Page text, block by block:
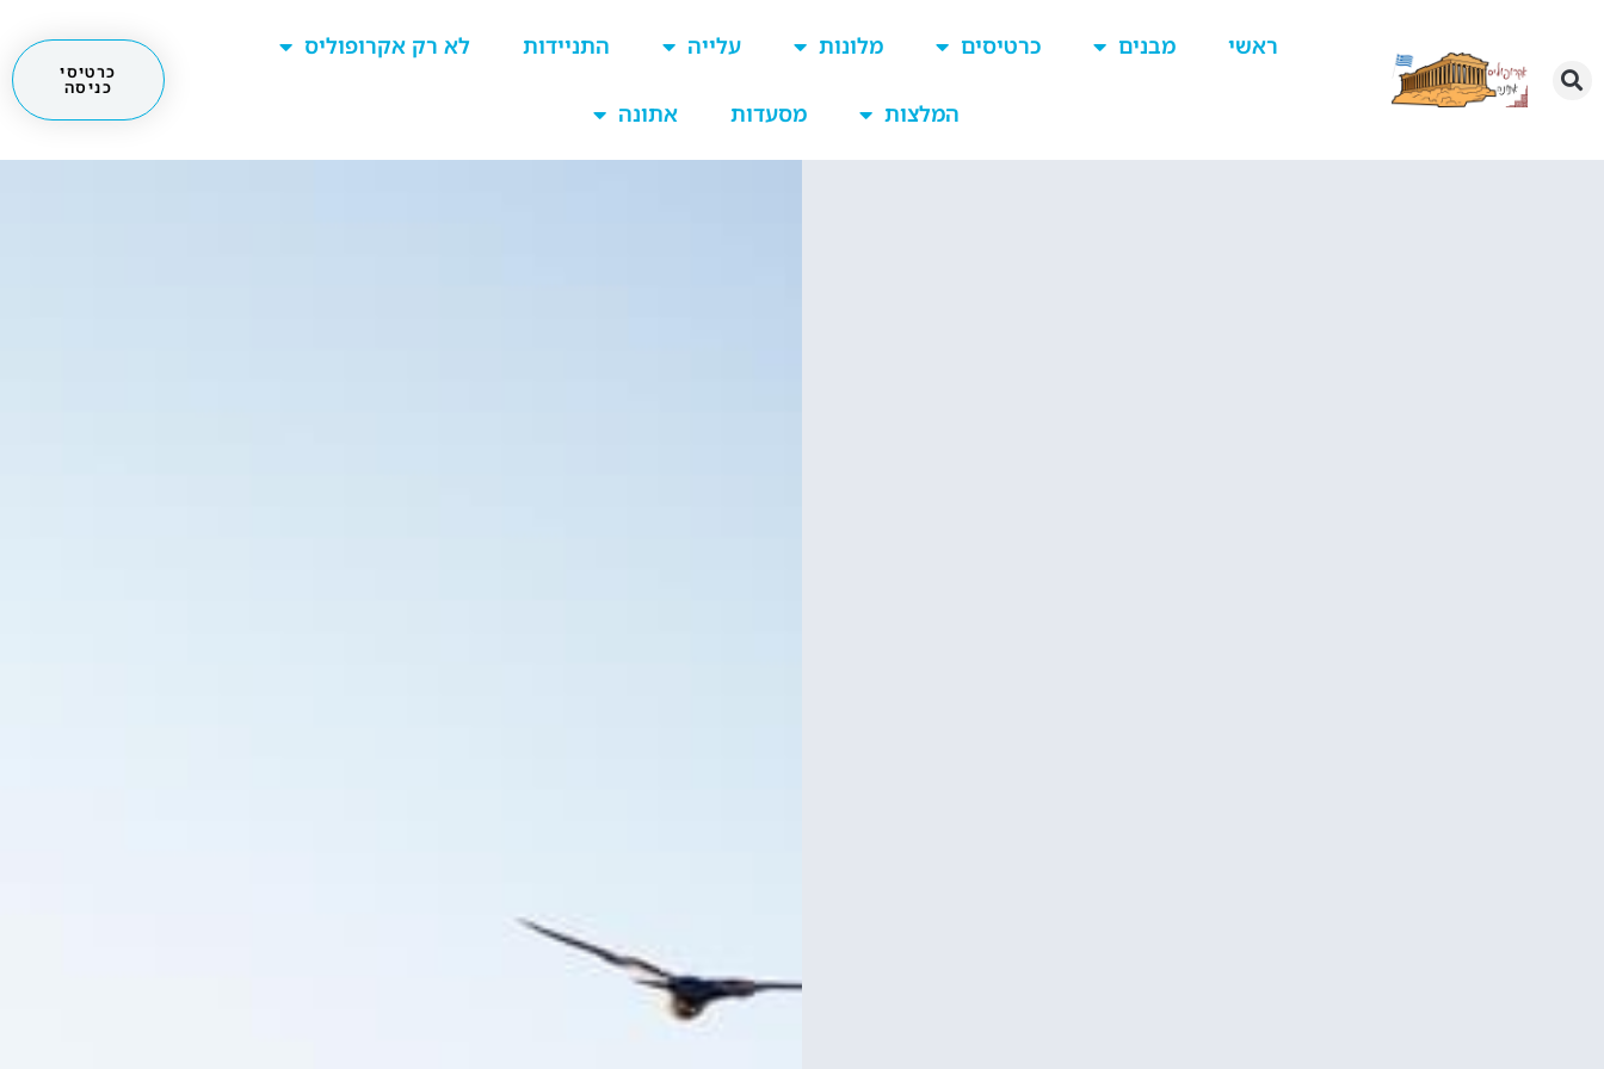
ראשי מבנים כרטיסים מלונות עלייה התניידות לא רק אקרופוליס
המלצות מסעדות אתונה
כרטיסי
כניסה